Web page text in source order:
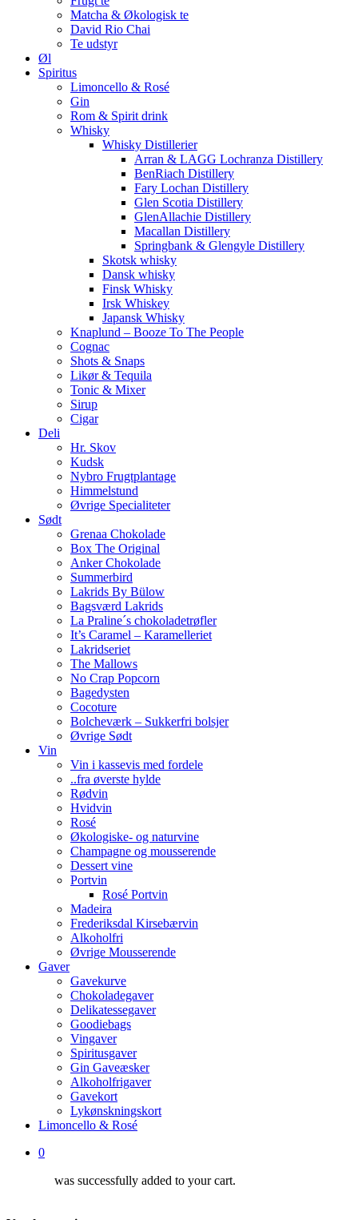
Matcha & Økologisk te
David Rio Chai
Te udstyr
Øl
Spiritus
Limoncello & Rosé
Gin
Rom & Spirit drink
Whisky
Whisky Distillerier
Arran & LAGG Lochranza Distillery
BenRiach Distillery
Fary Lochan Distillery
Glen Scotia Distillery
GlenAllachie Distillery
Macallan Distillery
Springbank & Glengyle Distillery
Skotsk whisky
Dansk whisky
Finsk Whisky
Irsk Whiskey
Japansk Whisky
Knaplund – Booze To The People
Cognac
Shots & Snaps
Likør & Tequila
Tonic & Mixer
Sirup
Cigar
Deli
Hr. Skov
Kudsk
Nybro Frugtplantage
Himmelstund
Øvrige Specialiteter
Sødt
Grenaa Chokolade
Box The Original
Anker Chokolade
Summerbird
Lakrids By Bülow
Bagsværd Lakrids
La Praline´s chokoladetrøfler
It’s Caramel – Karamelleriet
Lakridseriet
The Mallows
No Crap Popcorn
Bagedysten
Cocoture
Bolcheværk – Sukkerfri bolsjer
Øvrige Sødt
Vin
Vin i kassevis med fordele
..fra øverste hylde
Rødvin
Hvidvin
Rosé
Økologiske- og naturvine
Champagne og mousserende
Dessert vine
Portvin
Rosé Portvin
Madeira
Frederiksdal Kirsebærvin
Alkoholfri
Øvrige Mousserende
Gaver
Gavekurve
Chokoladegaver
Delikatessegaver
Goodiebags
Vingaver
Spiritusgaver
Gin Gaveæsker
Alkoholfrigaver
Gavekort
Lykønskningskort
Limoncello & Rosé
0
was successfully added to your cart.